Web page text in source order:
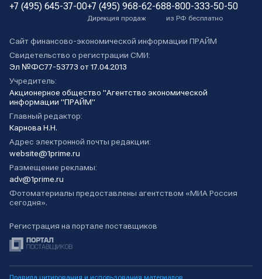
+7 (495) 645-37-00+7 (495) 968-62-68
Дирекция продаж
8-800-333-50-50
из РФ бесплатно
Сайт финансово-экономической информации ПРАЙМ
Свидетельство о регистрации СМИ:
Эл №ФС77-53773 от 17.04.2013
Учредитель:
Акционерное общество "Агентство экономической
информации "ПРАЙМ"
Главный редактор:
Карнова Н.Н.
Адрес электронной почты редакции:
website@1prime.ru
Размещение рекламы:
adv@1prime.ru
Фотоматериалы предоставлены агентством «МИА Россия
сегодня».
Регистрация на портале поставщиков
Правила цитирования и использования материалов